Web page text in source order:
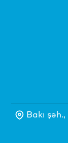
Bakı